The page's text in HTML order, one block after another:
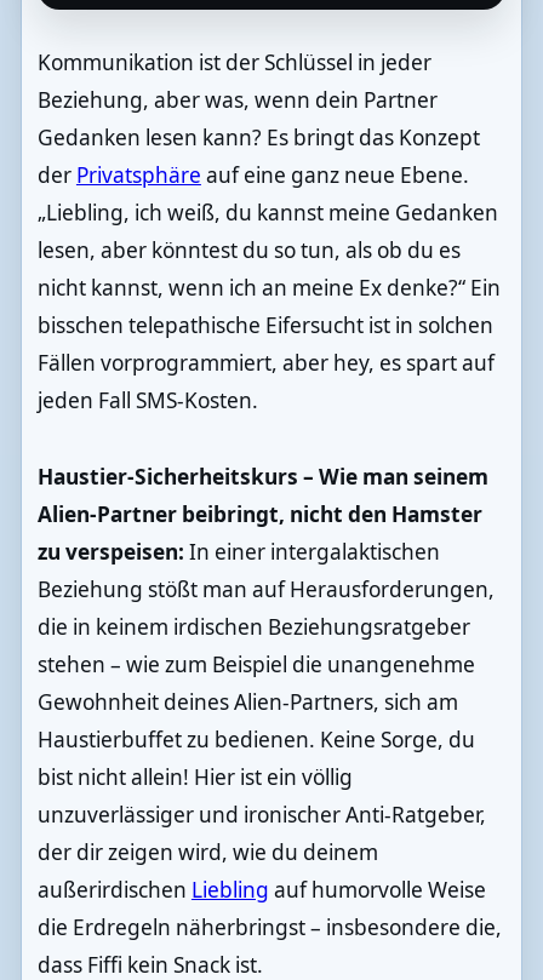
Kommunikation ist der Schlüssel in jeder
Beziehung, aber was, wenn dein Partner
Gedanken lesen kann? Es bringt das Konzept
der Privatsphäre auf eine ganz neue Ebene.
„Liebling, ich weiß, du kannst meine Gedanken
lesen, aber könntest du so tun, als ob du es
nicht kannst, wenn ich an meine Ex denke?“ Ein
bisschen telepathische Eifersucht ist in solchen
Fällen vorprogrammiert, aber hey, es spart auf
jeden Fall SMS-Kosten.
Haustier-Sicherheitskurs – Wie man seinem
Alien-Partner beibringt, nicht den Hamster
zu verspeisen: In einer intergalaktischen
Beziehung stößt man auf Herausforderungen,
die in keinem irdischen Beziehungsratgeber
stehen – wie zum Beispiel die unangenehme
Gewohnheit deines Alien-Partners, sich am
Haustierbuffet zu bedienen. Keine Sorge, du
bist nicht allein! Hier ist ein völlig
unzuverlässiger und ironischer Anti-Ratgeber,
der dir zeigen wird, wie du deinem
außerirdischen Liebling auf humorvolle Weise
die Erdregeln näherbringst – insbesondere die,
dass Fiffi kein Snack ist.